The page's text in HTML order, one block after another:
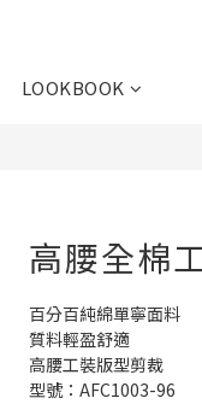
LOOKBOOK
高腰全棉
百分百純綿單寧面料
質料輕盈舒適
高腰工裝版型剪裁
型號：AFC1003-96